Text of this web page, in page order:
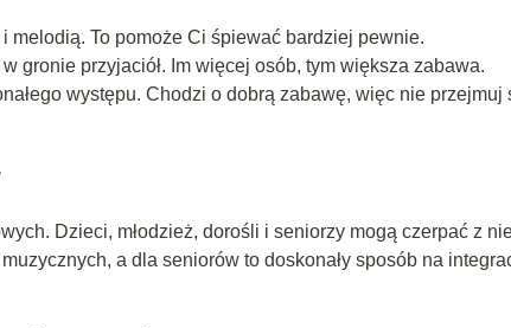
melodią. To pomoże Ci śpiewać bardziej pewnie.
gronie przyjaciół. Im więcej osób, tym większa zabawa.
występu. Chodzi o dobrą zabawę, więc nie przejmuj
Dzieci, młodzież, dorośli i seniorzy mogą czerpać z
a dla seniorów to doskonały sposób na